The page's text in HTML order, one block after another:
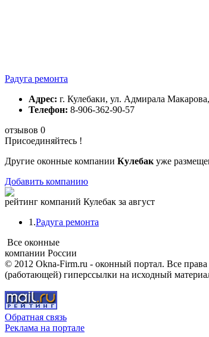
Радуга ремонта
Адрес: г. Кулебаки, ул. Адмирала
Телефон: 8-906-362-90-57
отзывов 0
Присоединяйтесь !
Другие оконные компании Кулебак уже
Добавить компанию
рейтинг компаний Кулебак за август
1.Радуга ремонта
Все оконные
компании России
© 2012 Okna-Firm.ru - оконный портал. Все
(работающей) гиперссылки на исходный
Обратная связь
Реклама на портале